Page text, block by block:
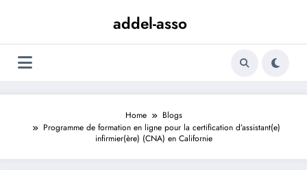
addel-asso
Home
Blogs
Programme de formation en ligne pour la certification d’assistant(e)
infirmier(ère) (CNA) en Californie